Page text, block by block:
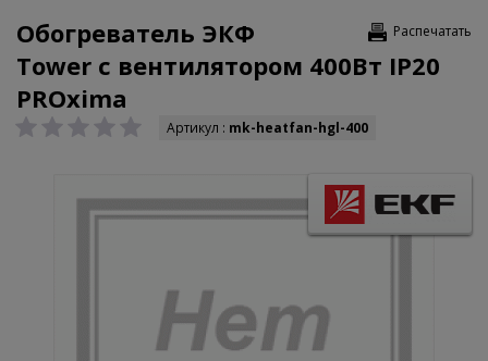
Распечатать
Обогреватель ЭКФ
Tower с вентилятором 400Вт IP20
PROxima
Артикул : mk-heatfan-hgl-400